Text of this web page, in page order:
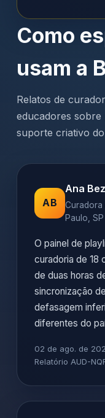
Como
usam a
Relatos de
educadores sobre
suporte criativo
AB
Ana
Curadora
Paulo, SP
O painel de
curadoria de 18
de duas horas
sincronização
defasagem
diferentes do
02 de ago. de
Relatório AUD-